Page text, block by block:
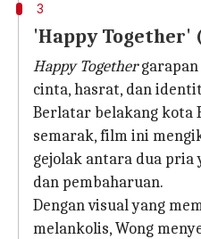
3
'Happy Together'
Happy Togethergarapan
cinta, hasrat, dan
Berlatar belakang kota
semarak, film ini
gejolak antara dua
dan pembaharuan.
Dengan visual yang
melankolis, Wong